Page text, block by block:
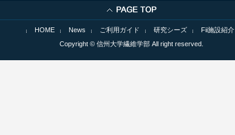
HOME News ご利用ガイド 研究シーズ
Fii施設紹介
Copyright © 信州大学繊維学部 All right reserved.